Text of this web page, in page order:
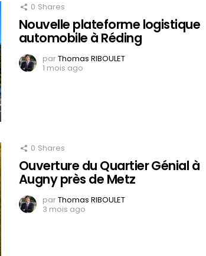
0 Shares
Nouvelle plateforme logistique
automobile à Réding
parThomas RIBOULET
1 mois ago
0 Shares
Ouverture du Quartier Génial à
Augny près de Metz
parThomas RIBOULET
3 mois ago